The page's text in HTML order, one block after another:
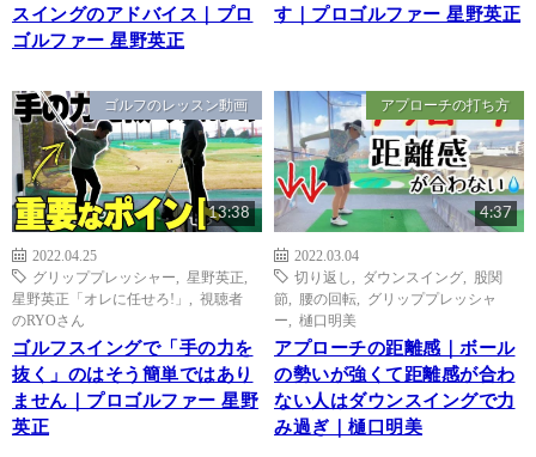
スイングのアドバイス｜プロ
ゴルファー 星野英正
す｜プロゴルファー 星野英正
ゴルフのレッスン動画
13:38
2022.04.25
グリッププレッシャー
星野英正
星野英正「オレに任せろ!」
視聴者
のRYOさん
ゴルフスイングで「手の力を
抜く」のはそう簡単ではあり
ません｜プロゴルファー 星野
英正
アプローチの打ち方
4:37
2022.03.04
切り返し
ダウンスイング
股関
節
腰の回転
グリッププレッシャ
ー
樋口明美
アプローチの距離感｜ボール
の勢いが強くて距離感が合わ
ない人はダウンスイングで力
み過ぎ｜樋口明美